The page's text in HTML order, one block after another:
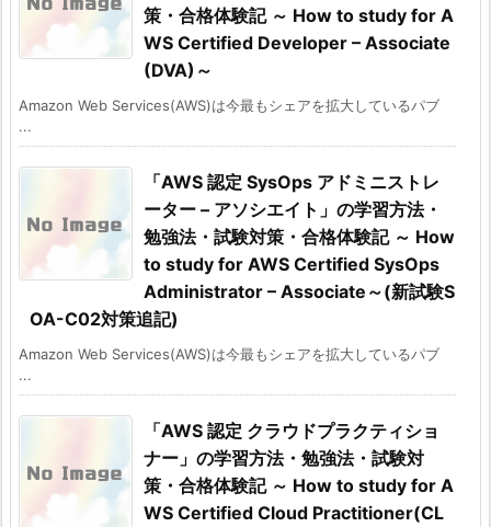
策・合格体験記 ～ How to study for A
WS Certified Developer – Associate
(DVA)～
Amazon Web Services(AWS)は今最もシェアを拡大しているパブ
...
「AWS 認定 SysOps アドミニストレ
ーター – アソシエイト」の学習方法・
勉強法・試験対策・合格体験記 ～ How
to study for AWS Certified SysOps
Administrator – Associate～(新試験S
OA-C02対策追記)
Amazon Web Services(AWS)は今最もシェアを拡大しているパブ
...
「AWS 認定 クラウドプラクティショ
ナー」の学習方法・勉強法・試験対
策・合格体験記 ～ How to study for A
WS Certified Cloud Practitioner(CL